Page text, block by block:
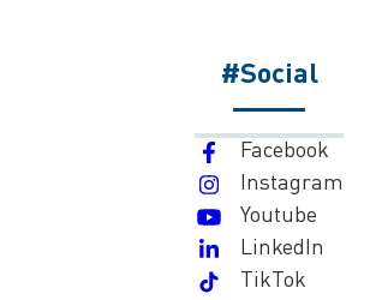
#Social
Facebook
Instagram
Youtube
LinkedIn
TikTok